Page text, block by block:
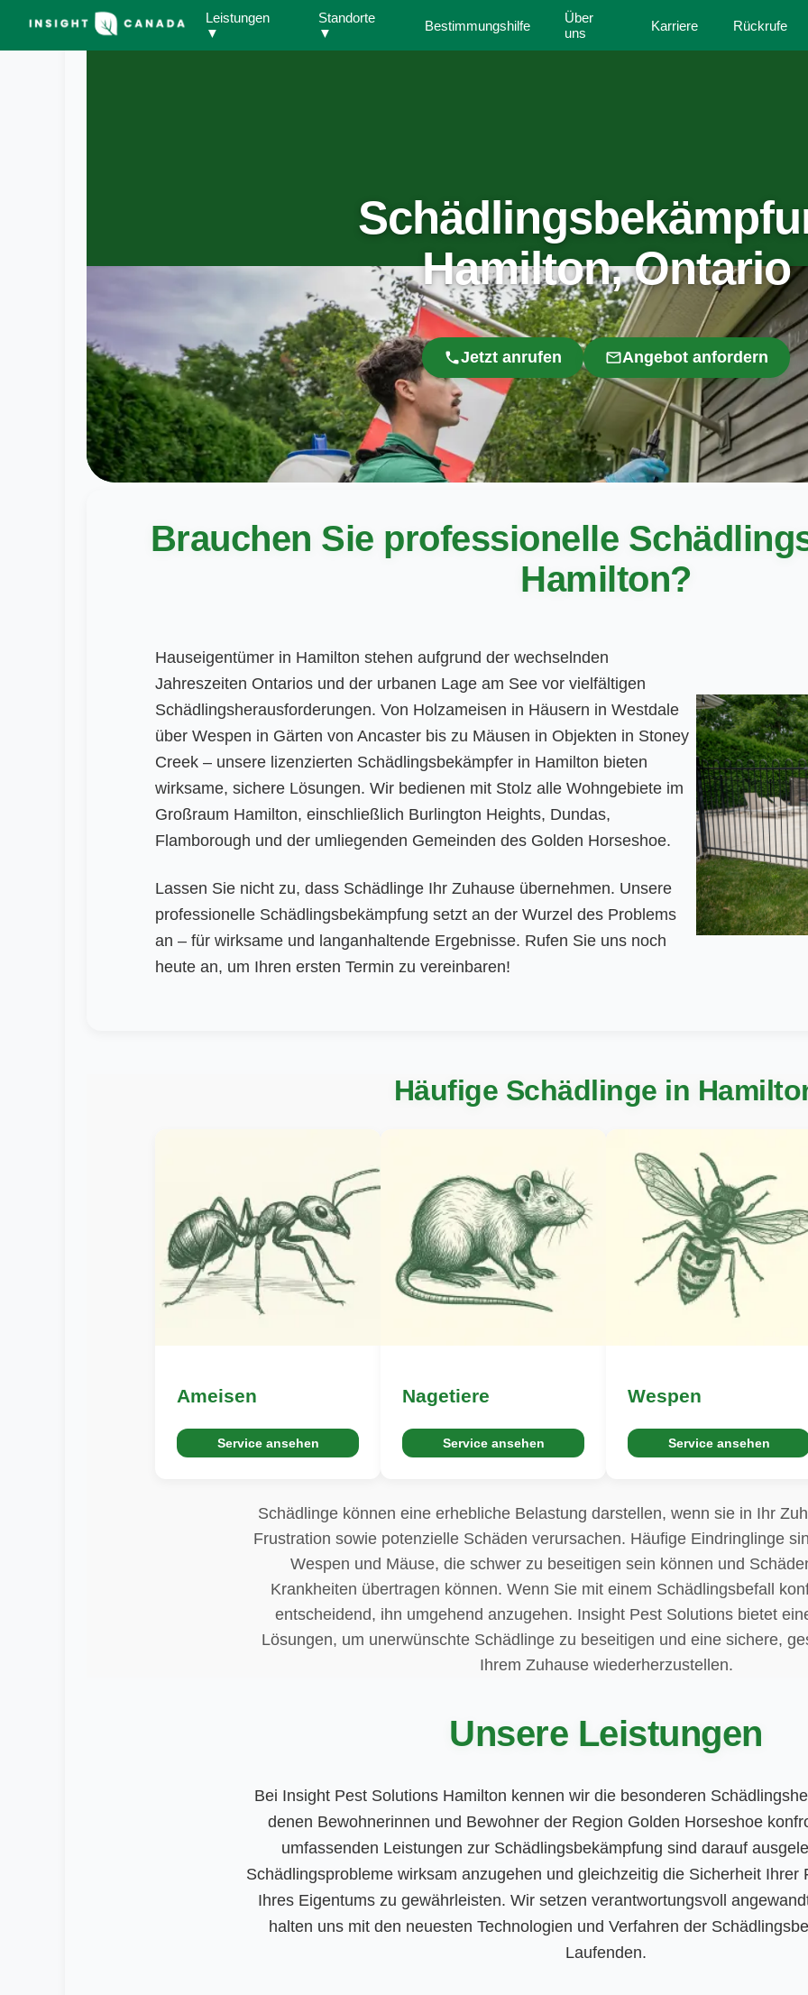
Leistungen
▼
Standorte
▼
Bestimmungshilfe
Über
uns
Karriere Rückrufe
Hamilton, Ontario
Jetzt anrufen Angebot anfordern
Brauchen Sie professionelle
Hamilton?
Hauseigentümer in Hamilton stehen aufgrund der wechselnden
Jahreszeiten Ontarios und der urbanen Lage am See vor vielfältigen
Schädlingsherausforderungen. Von Holzameisen in Häusern in Westdale
über Wespen in Gärten von Ancaster bis zu Mäusen in Objekten in Stoney
Creek – unsere lizenzierten Schädlingsbekämpfer in Hamilton bieten
wirksame, sichere Lösungen. Wir bedienen mit Stolz alle Wohngebiete im
Großraum Hamilton, einschließlich Burlington Heights, Dundas,
Flamborough und der umliegenden Gemeinden des Golden Horseshoe.
Lassen Sie nicht zu, dass Schädlinge Ihr Zuhause übernehmen. Unsere
professionelle Schädlingsbekämpfung setzt an der Wurzel des Problems
an – für wirksame und langanhaltende Ergebnisse. Rufen Sie uns noch
heute an, um Ihren ersten Termin zu vereinbaren!
Häufige Schädlinge in
Ameisen
Service ansehen
Nagetiere
Service ansehen
Wespen
Service ansehen
Schädlinge können eine erhebliche Belastung darstellen, wenn sie in Ihr
Frustration sowie potenzielle Schäden verursachen. Häufige Eindringlinge
Wespen und Mäuse, die schwer zu beseitigen sein können und
Krankheiten übertragen können. Wenn Sie mit einem Schädlingsbefall
entscheidend, ihn umgehend anzugehen. Insight Pest Solutions bietet
Lösungen, um unerwünschte Schädlinge zu beseitigen und eine sichere,
Ihrem Zuhause wiederherzustellen.
Unsere Leistungen
Bei Insight Pest Solutions Hamilton kennen wir die besonderen
denen Bewohnerinnen und Bewohner der Region Golden Horseshoe
umfassenden Leistungen zur Schädlingsbekämpfung sind darauf
Schädlingsprobleme wirksam anzugehen und gleichzeitig die Sicherheit Ihrer
Ihres Eigentums zu gewährleisten. Wir setzen verantwortungsvoll
halten uns mit den neuesten Technologien und Verfahren der
Laufenden.